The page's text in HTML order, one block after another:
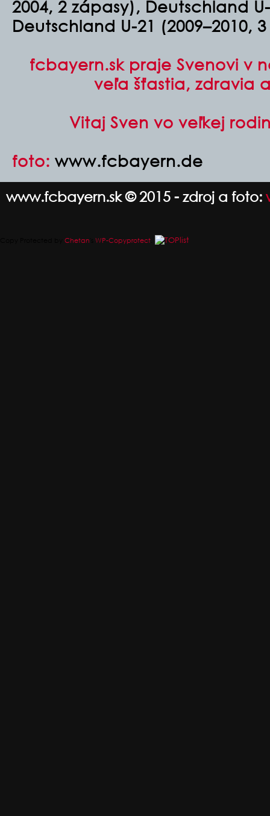
2004, 2 zápasy), Deutschland
Deutschland U-21 (2009–2010,
fcbayern.sk praje Svenovi v
veľa šťastia, zdravia
Vitaj Sven vo veľkej
foto: www.fcbayern.de
www.fcbayern.sk © 2015 - zdroj a foto:
Chetan WP-Copyprotect